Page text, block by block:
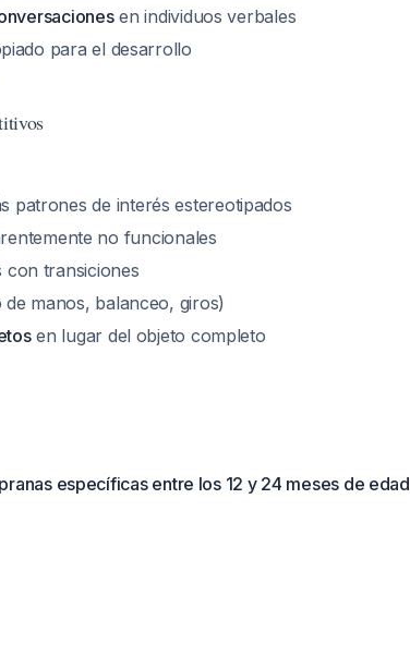
en individuos verbales
para el desarrollo
patrones de interés estereotipados
no funcionales
con transiciones
manos, balanceo, giros)
en lugar del objeto completo
específicas entre los 12 y 24 meses de edad